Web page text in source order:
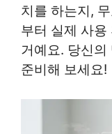
치를 하는지,
부터 실제 사
거예요. 당신의
준비해 보세요!